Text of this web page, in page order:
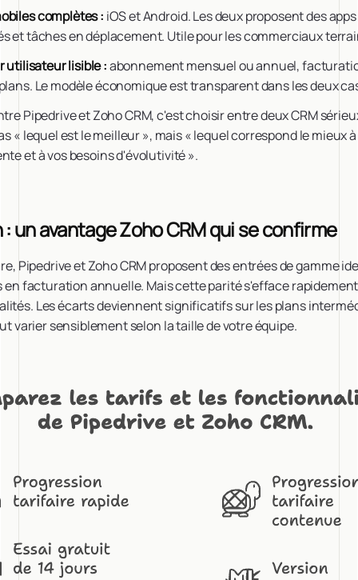
complètes : iOS et Android. Les deux proposent des
et tâches en déplacement. Utile pour les commerciaux
utilisateur lisible :abonnement mensuel ou annuel,
Le modèle économique est transparent dans les deux
Pipedrive et Zoho CRM, c'est choisir entre deux CRM
« lequel est le meilleur », mais « lequel correspond le mieux
et à vos besoins d'évolutivité ».
un avantage Zoho CRM qui se confirme
Pipedrive et Zoho CRM proposent des entrées de gamme
facturation annuelle. Mais cette parité s'efface
Les écarts deviennent significatifs sur les plans
varier sensiblement selon la taille de votre équipe.